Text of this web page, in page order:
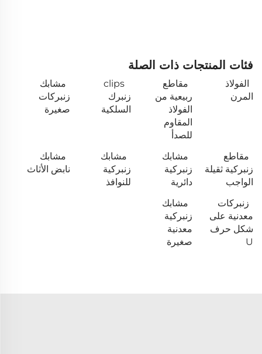
فئات المنتجات ذات الصلة
الفولاذ
المرن
مقاطع
ربيعية من
الفولاذ
المقاوم
للصدأ
clips
زنبرك
السلكية
مشابك
زنبركات
صغيرة
مقاطع
زنبركية ثقيلة
الواجب
مشابك
زنبركية
دائرية
مشابك
زنبركية
للنوافذ
مشابك
نابض الأثاث
زنبركات
معدنية على
شكل حرف
U
مشابك
زنبركية
معدنية
صغيرة